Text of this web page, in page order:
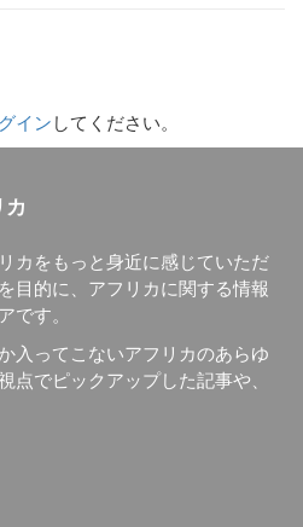
イン してください。
カをもっと身近に感じていただ
目的に、 アフリカに関する情報
です。
入ってこないアフリカのあらゆ
点でピックアップした記事や、